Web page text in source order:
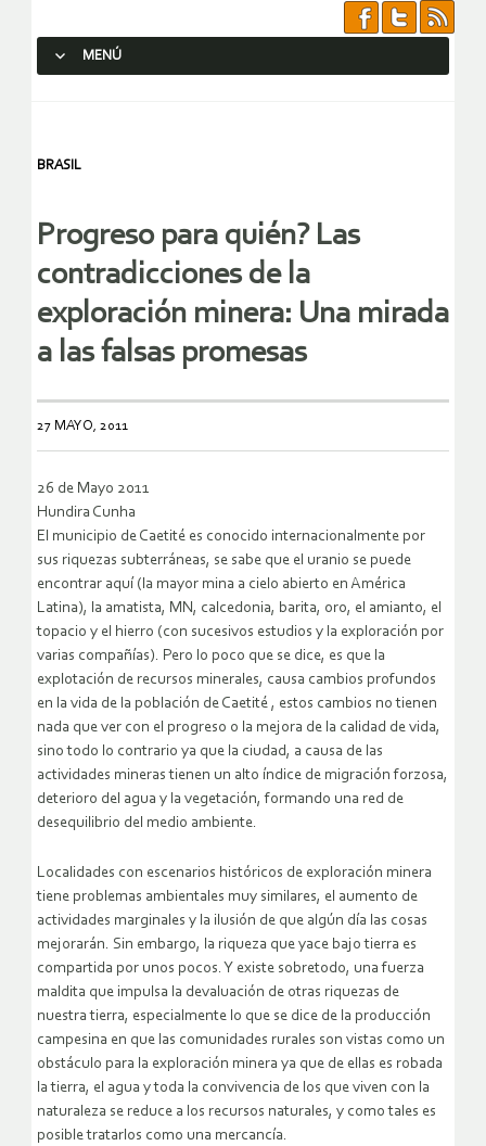
MENÚ
BRASIL
Progreso para quién? Las
contradicciones de la
exploración minera: Una mirada
a las falsas promesas
27 MAYO, 2011
26 de Mayo 2011
Hundira Cunha
El municipio de Caetité es conocido internacionalmente por
sus riquezas subterráneas, se sabe que el uranio se puede
encontrar aquí (la mayor mina a cielo abierto en América
Latina), la amatista, MN, calcedonia, barita, oro, el amianto, el
topacio y el hierro (con sucesivos estudios y la exploración por
varias compañías). Pero lo poco que se dice, es que la
explotación de recursos minerales, causa cambios profundos
en la vida de la población de Caetité , estos cambios no tienen
nada que ver con el progreso o la mejora de la calidad de vida,
sino todo lo contrario ya que la ciudad, a causa de las
actividades mineras tienen un alto índice de migración forzosa,
deterioro del agua y la vegetación, formando una red de
desequilibrio del medio ambiente.
Localidades con escenarios históricos de exploración minera
tiene problemas ambientales muy similares, el aumento de
actividades marginales y la ilusión de que algún día las cosas
mejorarán. Sin embargo, la riqueza que yace bajo tierra es
compartida por unos pocos. Y existe sobretodo, una fuerza
maldita que impulsa la devaluación de otras riquezas de
nuestra tierra, especialmente lo que se dice de la producción
campesina en que las comunidades rurales son vistas como un
obstáculo para la exploración minera ya que de ellas es robada
la tierra, el agua y toda la convivencia de los que viven con la
naturaleza se reduce a los recursos naturales, y como tales es
posible tratarlos como una mercancía.